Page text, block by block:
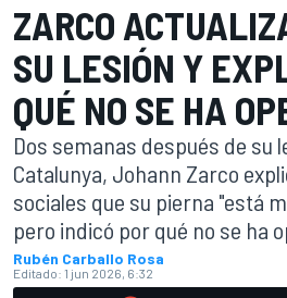
ZARCO
SU LESIÓN Y
QUÉ NO SE HA
Dos semanas después de su
Catalunya, Johann Zarco
sociales que su pierna "está
pero indicó por qué no se ha
Rubén Carballo Rosa
Editado: 1 jun 2026, 6:32